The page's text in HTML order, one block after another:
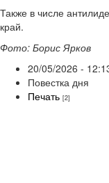
Также в числе
край.
Фото: Борис Ярков
20/05/2026 -
Повестка дня
Печать [2]